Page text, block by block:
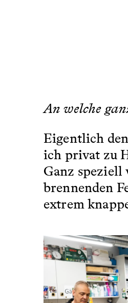
An welche
Eigentlich
ich privat zu
Ganz speziell
brennenden
extrem